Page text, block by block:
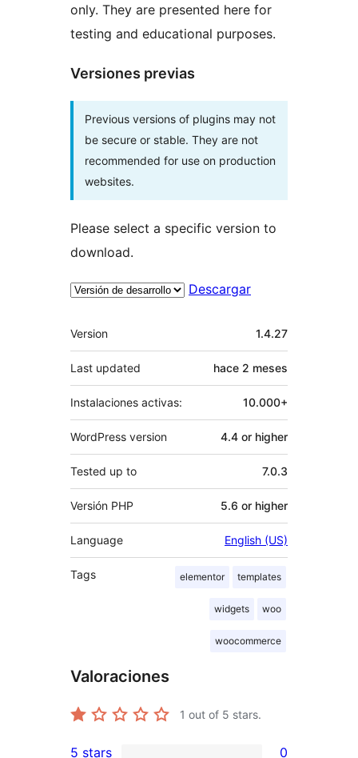
only. They are presented here for
testing and educational purposes.
Versiones previas
Previous versions of plugins may not
be secure or stable. They are not
recommended for use on production
websites.
Please select a specific version to
download.
Descargar
Meta
Version 1.4.27
Last updated hace 2 meses
Instalaciones activas: 10.000+
WordPress version 4.4 or higher
Tested up to 7.0.3
Versión PHP 5.6 or higher
Language English (US)
Tags elementor templates
widgets woo
woocommerce
Valoraciones
1 out of 5 stars.
5 stars 0